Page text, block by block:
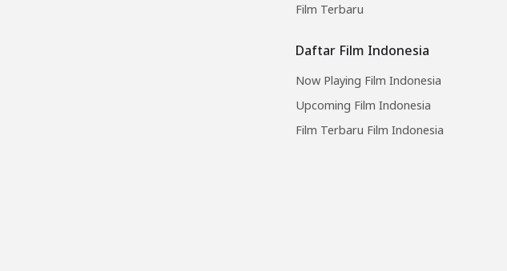
Film Terbaru
Daftar Film Indonesia
Now Playing Film Indonesia
Upcoming Film Indonesia
Film Terbaru Film Indonesia